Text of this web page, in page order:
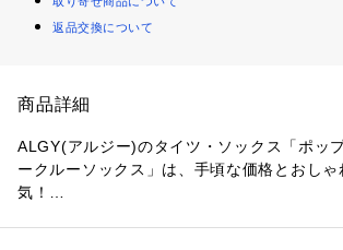
返品交換について
商品詳細
ALGY(アルジー)のタイツ・ソックス「ポッ
ークルーソックス」は、手頃な価格とおしゃ
気！